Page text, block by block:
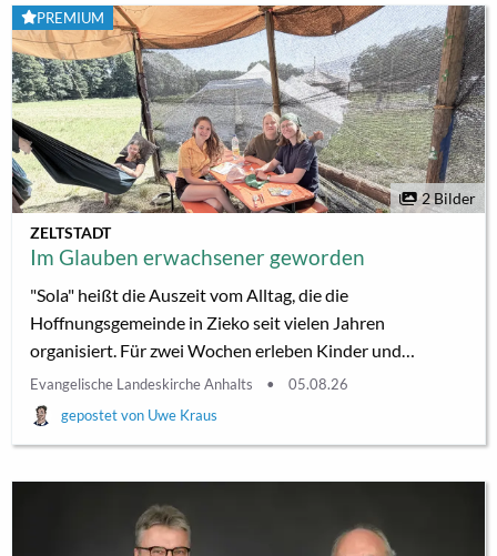
Ausstellungen für private Feiern, Firmenempfänge,
Studenten-Werkschauen und vieles mehr. Die Sendehalle
steht als Einzeldenkmal...
PREMIUM
2 Bilder
ZELTSTADT
Im Glauben erwachsener geworden
"Sola" heißt die Auszeit vom Alltag, die die
Hoffnungsgemeinde in Zieko seit vielen Jahren
organisiert. Für zwei Wochen erleben Kinder und
Jugendliche in der Zeltstadt bei Coswig, was es heißt,
aufeinander angewiesen zu sein und miteinander zu
leben. Von Uwe Kraus Helma Mühlmann gilt als gute
habe ich mich mit dem Sola-Virus infiziert. Da fing alles in
Neubrandenburg an.“ Seither war sie immer dabei. Sie
erzählt am Rande der großen Wiese...
Evangelische Landeskirche Anhalts
05.08.26
Uwe Kraus